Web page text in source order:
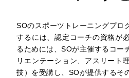
SOのスポーツトレーニングプロ
するには、認定コーチの資格が
るためには、SOが主催するコー
リエンテーション、アスリート
技）を受講し、SOが提供するそ